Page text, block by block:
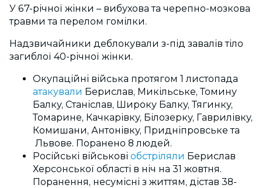
У 67-річної жінки – вибухова та черепно-мозкова
травми та перелом гомілки.
Надзвичайники деблокували з-під завалів тіло
загиблої 40-річної жінки.
Окупаційні війська протягом 1 листопада
атакували Берислав, Микільське, Томину
Балку, Станіслав, Широку Балку, Тягинку,
Томарине, Качкарівку, Білозерку, Гаврилівку,
Комишани, Антонівку, Придніпровське та
Львове. Поранено 8 людей.
Російські військові обстріляли Берислав
Херсонської області в ніч на 31 жовтня.
Поранення, несумісні з життям, дістав 38-